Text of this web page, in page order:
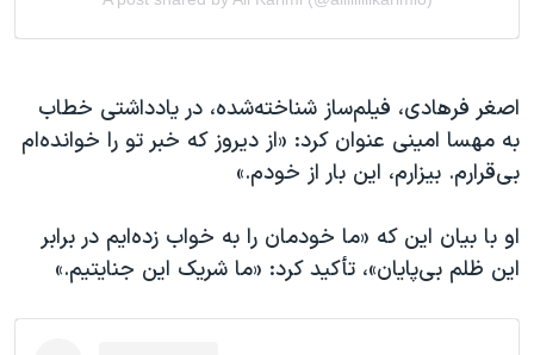
اصغر فرهادی، فیلم‌ساز شناخته‌شده، در یادداشتی خطاب
به مهسا امینی عنوان کرد: «از دیروز که خبر تو را خوانده‌ام
بی‌قرارم. بیزارم، این بار از خودم.»
او با بیان این که «ما خودمان را به خواب زده‌ایم در برابر
این ظلم بی‌پایان»، تأکید کرد: «ما شریک این جنایتیم.»